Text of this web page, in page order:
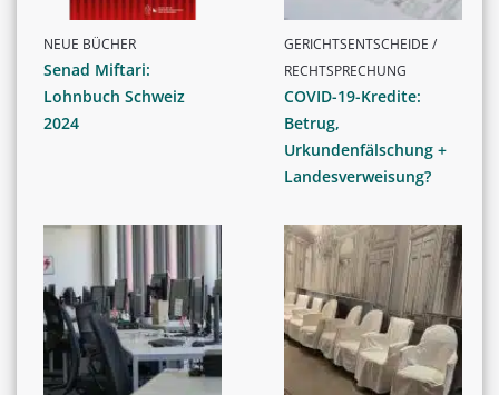
NEUE BÜCHER
Senad Miftari:
Lohnbuch Schweiz
2024
GERICHTSENTSCHEIDE /
RECHTSPRECHUNG
COVID-19-Kredite:
Betrug,
Urkundenfälschung +
Landesverweisung?